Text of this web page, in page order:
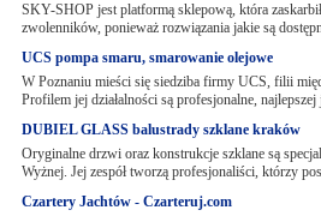
SKY-SHOP jest platformą sklepową, która
zwolenników, ponieważ rozwiązania jakie są
UCS pompa smaru, smarowanie olejowe
W Poznaniu mieści się siedziba firmy UCS, filii
Profilem jej działalności są profesjonalne,
DUBIEL GLASS balustrady szklane kraków
Oryginalne drzwi oraz konstrukcje szklane są
Wyżnej. Jej zespół tworzą profesjonaliści, którzy
Czartery Jachtów - Czarteruj.com